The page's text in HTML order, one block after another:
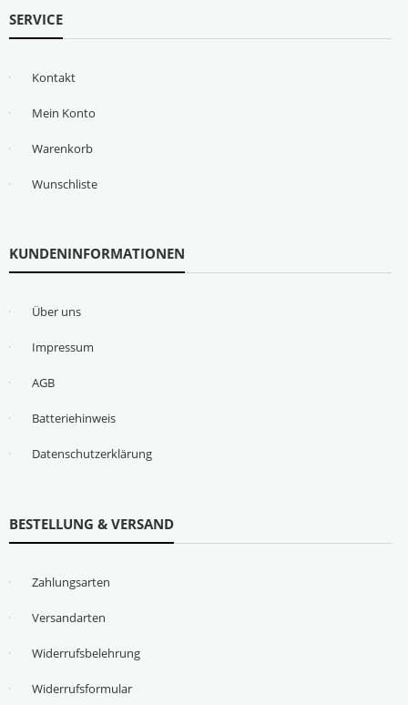
SERVICE
Kontakt
Mein Konto
Warenkorb
Wunschliste
KUNDENINFORMATIONEN
Über uns
Impressum
AGB
Batteriehinweis
Datenschutzerklärung
BESTELLUNG & VERSAND
Zahlungsarten
Versandarten
Widerrufsbelehrung
Widerrufsformular